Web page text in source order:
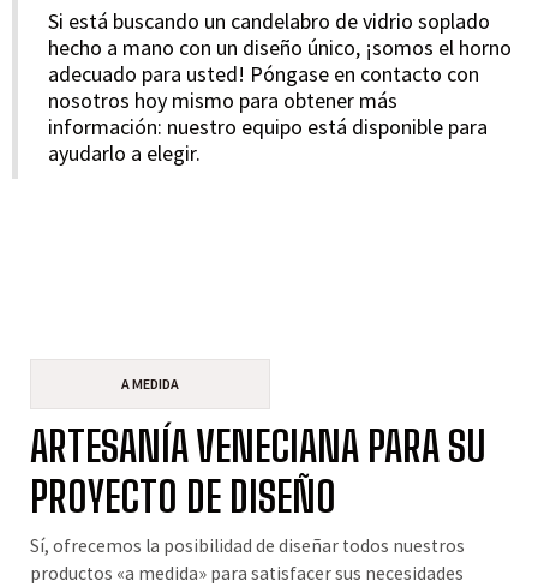
Si está buscando un candelabro de vidrio soplado
hecho a mano con un diseño único, ¡somos el horno
adecuado para usted! Póngase en contacto con
nosotros hoy mismo para obtener más
información: nuestro equipo está disponible para
ayudarlo a elegir.
A MEDIDA
ARTESANÍA VENECIANA PARA SU
PROYECTO DE DISEÑO
Sí, ofrecemos la posibilidad de diseñar todos nuestros
productos «a medida» para satisfacer sus necesidades